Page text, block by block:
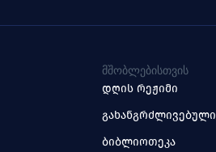
ᲛᲨᲝᲑᲚᲔᲑᲘᲡᲗᲕᲘᲡ
დღის რეჟიმი
გახანგრძლივებული
ბიბლიოთეკა